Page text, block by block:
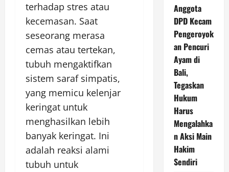
terhadap stres atau
kecemasan. Saat
seseorang merasa
cemas atau tertekan,
tubuh mengaktifkan
sistem saraf simpatis,
yang memicu kelenjar
keringat untuk
menghasilkan lebih
banyak keringat. Ini
adalah reaksi alami
tubuh untuk
Anggota
DPD Kecam
Pengeroyok
an Pencuri
Ayam di
Bali,
Tegaskan
Hukum
Harus
Mengalahka
n Aksi Main
Hakim
Sendiri